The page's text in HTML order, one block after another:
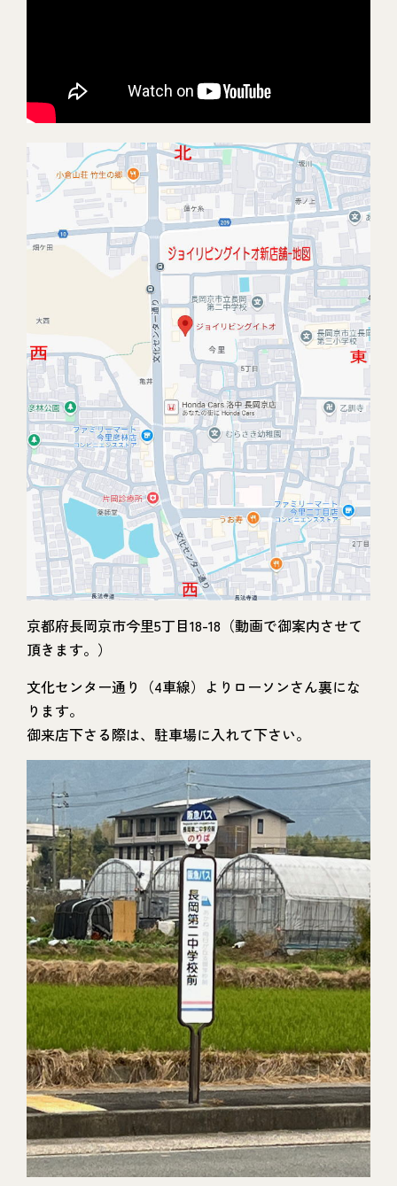
京都府長岡京市今里5丁目18-18（動画で御案内させて
頂きます。）
文化センター通り（4車線）よりローソンさん裏にな
ります。
御来店下さる際は、駐車場に入れて下さい。